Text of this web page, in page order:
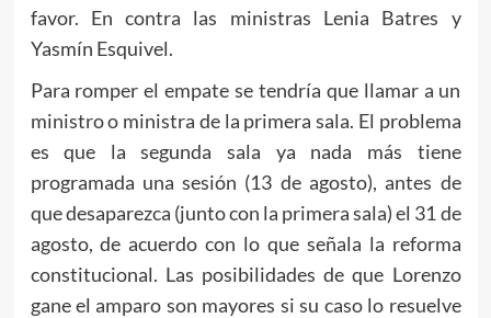
favor. En contra las ministras Lenia Batres y
Yasmín Esquivel.
Para romper el empate se tendría que llamar a un
ministro o ministra de la primera sala. El problema
es que la segunda sala ya nada más tiene
programada una sesión (13 de agosto), antes de
que desaparezca (junto con la primera sala) el 31 de
agosto, de acuerdo con lo que señala la reforma
constitucional. Las posibilidades de que Lorenzo
gane el amparo son mayores si su caso lo resuelve